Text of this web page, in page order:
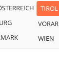
TIROL
WIEN